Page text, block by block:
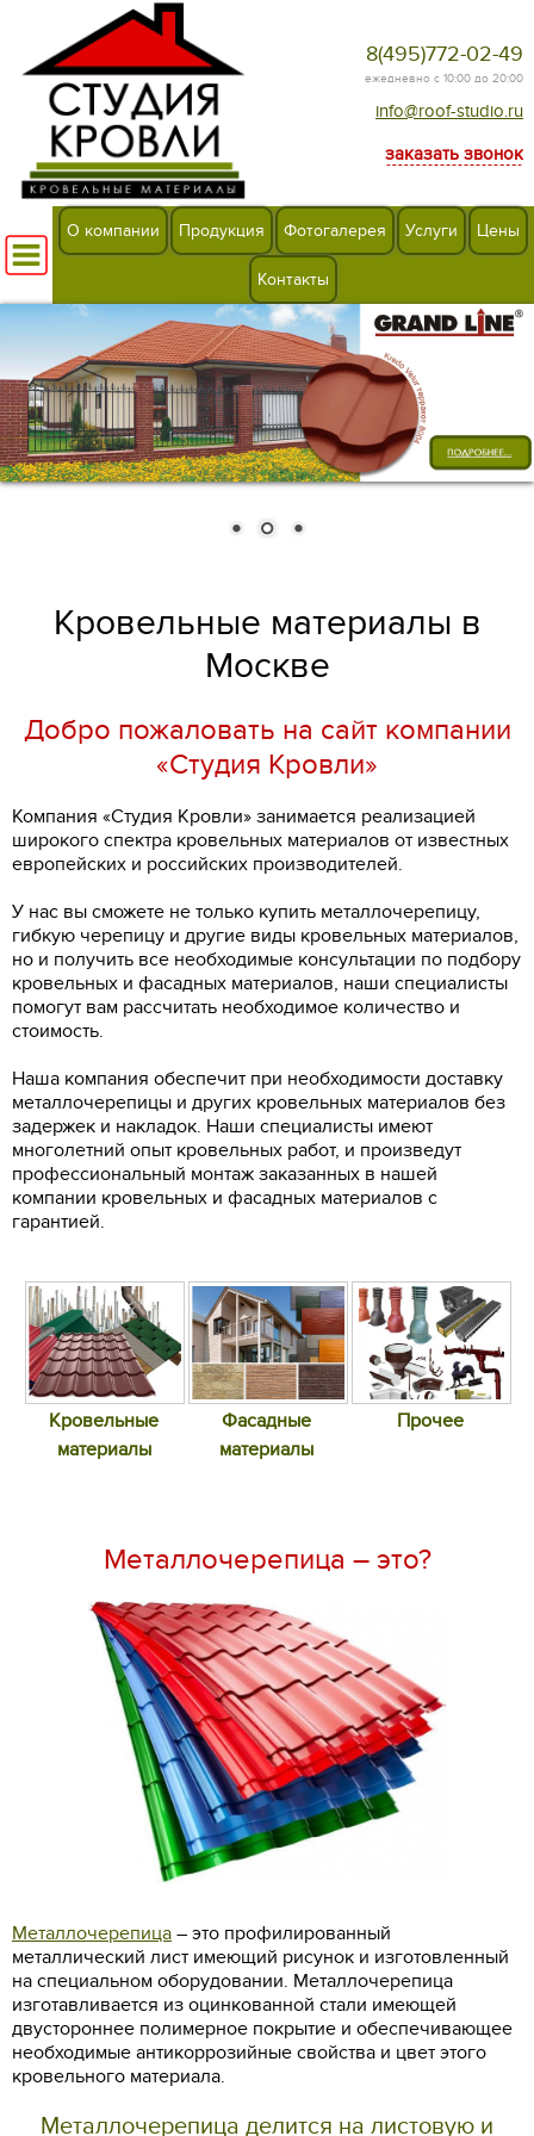
8(495)772-02-49
ежедневно с 10:00 до 20:00
info@roof-studio.ru
заказать звонок
О компании Продукция Фотогалерея Услуги Цены
Контакты
Кровельные материалы в
Москве
Добро пожаловать на сайт компании
«Студия Кровли»
Компания «Студия Кровли» занимается реализацией
широкого спектра кровельных материалов от известных
европейских и российских производителей.
У нас вы сможете не только купить металлочерепицу,
гибкую черепицу и другие виды кровельных материалов,
но и получить все необходимые консультации по подбору
кровельных и фасадных материалов, наши специалисты
помогут вам рассчитать необходимое количество и
стоимость.
Наша компания обеспечит при необходимости доставку
металлочерепицы и других кровельных материалов без
задержек и накладок. Наши специалисты имеют
многолетний опыт кровельных работ, и произведут
профессиональный монтаж заказанных в нашей
компании кровельных и фасадных материалов с
гарантией.
Кровельные
материалы
Фасадные
материалы
Прочее
Металлочерепица – это?
Металлочерепица – это профилированный
металлический лист имеющий рисунок и изготовленный
на специальном оборудовании. Металлочерепица
изготавливается из оцинкованной стали имеющей
двустороннее полимерное покрытие и обеспечивающее
необходимые антикоррозийные свойства и цвет этого
кровельного материала.
Металлочерепица делится на листовую и